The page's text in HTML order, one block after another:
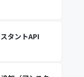
タントAPI